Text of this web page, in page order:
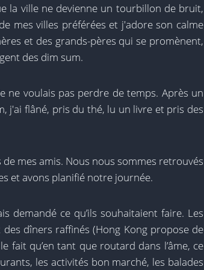
la ville ne devienne un tourbillon de bruit,
mes villes préférées et j'adore son calme
et des grands-pères qui se promènent,
des dim sum.
ne voulais pas perdre de temps. Après un
j'ai flâné, pris du thé, lu un livre et pris des
mes amis. Nous nous sommes retrouvés
et avons planifié notre journée.
demandé ce qu’ils souhaitaient faire. Les
dîners raffinés (Hong Kong propose de
fait qu’en tant que routard dans l’âme, ce
les activités bon marché, les balades